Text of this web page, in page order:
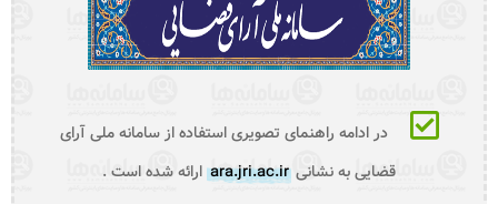
در ادامه راهنمای تصویری استفاده از سامانه ملی آرای
قضایی به نشانی ara.jri.ac.ir ارائه شده است .